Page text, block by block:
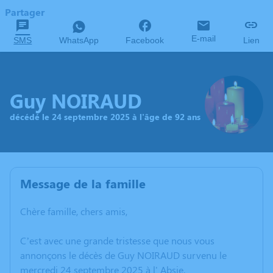
Partager
SMS WhatsApp Facebook E-mail Lien
Guy NOIRAUD
décédé le 24 septembre 2025 à l'âge de 92 ans
Message de la famille
Chère famille, chers amis,
C’est avec une grande tristesse que nous vous
annonçons le décès de Guy NOIRAUD survenu le
mercredi 24 septembre 2025 à l' Absie.